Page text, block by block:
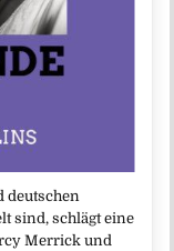
deutschen
sind, schlägt eine
Merrick und